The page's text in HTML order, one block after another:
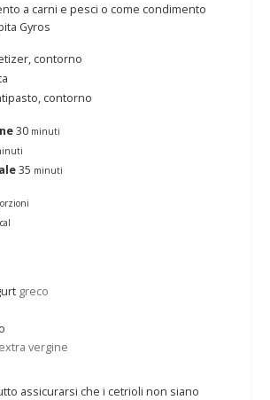
a carni e pesci o come condimento
Gyros
contorno
contorno
30 minuti
35 minuti
greco
extra vergine